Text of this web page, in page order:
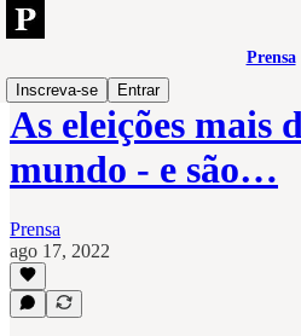
Prensa
Inscreva-se
Entrar
As eleições mais
mundo - e são…
Prensa
ago 17, 2022